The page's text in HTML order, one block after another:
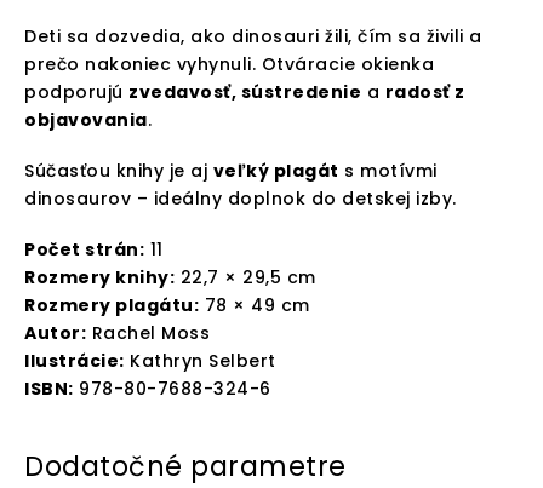
Deti sa dozvedia, ako dinosauri žili, čím sa živili a
prečo nakoniec vyhynuli. Otváracie okienka
podporujú zvedavosť, sústredenie a radosť z
objavovania.
Súčasťou knihy je aj veľký plagát s motívmi
dinosaurov – ideálny doplnok do detskej izby.
Počet strán: 11
Rozmery knihy: 22,7 × 29,5 cm
Rozmery plagátu: 78 × 49 cm
Autor: Rachel Moss
Ilustrácie: Kathryn Selbert
ISBN: 978-80-7688-324-6
Dodatočné parametre